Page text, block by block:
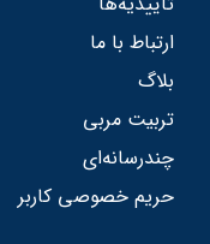
ارتباط با ما
بلاگ
تربیت مربی
چندرسانه‌ای
حریم خصوصی کاربر